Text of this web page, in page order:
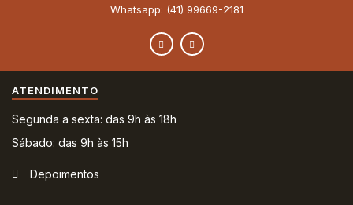
Whatsapp: (41) 99669-2181
ATENDIMENTO
Segunda a sexta: das 9h às 18h
Sábado: das 9h às 15h
Depoimentos